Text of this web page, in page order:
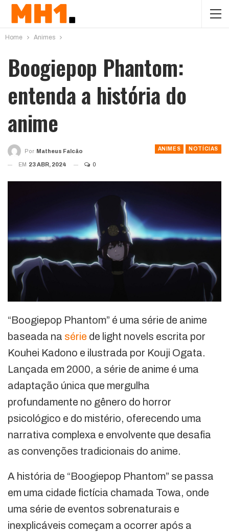
Home Animes
Boogiepop Phantom:
entenda a história do
anime
ANIMES NOTÍCIAS
Por Matheus Falcão
EM 23 ABR, 2024 0
“Boogiepop Phantom” é uma série de anime
baseada na série de light novels escrita por
Kouhei Kadono e ilustrada por Kouji Ogata.
Lançada em 2000, a série de anime é uma
adaptação única que mergulha
profundamente no gênero do horror
psicológico e do mistério, oferecendo uma
narrativa complexa e envolvente que desafia
as convenções tradicionais do anime.
A história de “Boogiepop Phantom” se passa
em uma cidade fictícia chamada Towa, onde
uma série de eventos sobrenaturais e
inexplicáveis começam a ocorrer após a